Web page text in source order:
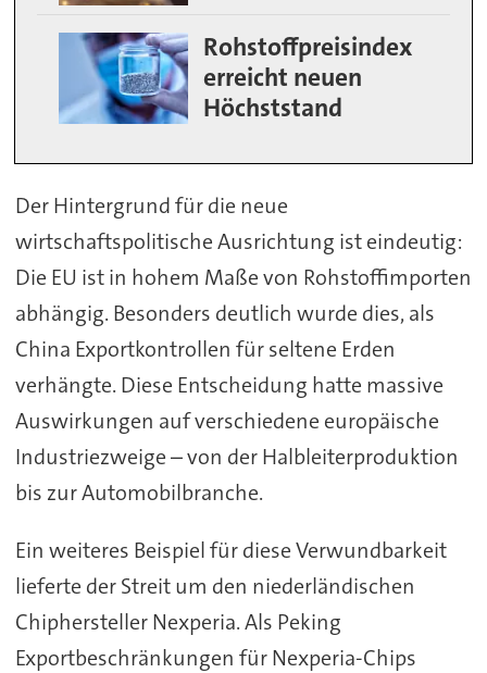
Rohstoffpreisindex
erreicht neuen
Höchststand
Der Hintergrund für die neue
wirtschaftspolitische Ausrichtung ist eindeutig:
Die EU ist in hohem Maße von Rohstoffimporten
abhängig. Besonders deutlich wurde dies, als
China Exportkontrollen für seltene Erden
verhängte. Diese Entscheidung hatte massive
Auswirkungen auf verschiedene europäische
Industriezweige – von der Halbleiterproduktion
bis zur Automobilbranche.
Ein weiteres Beispiel für diese Verwundbarkeit
lieferte der Streit um den niederländischen
Chiphersteller Nexperia. Als Peking
Exportbeschränkungen für Nexperia-Chips